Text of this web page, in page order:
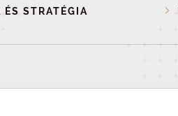
STRATÉGIA